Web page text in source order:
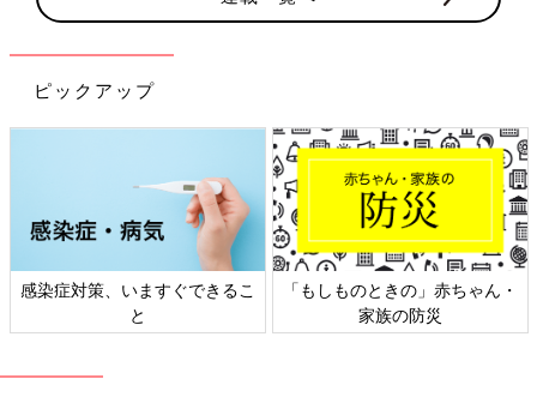
ピックアップ
日本外来小児科学会リーフレッ
ト検討会
六星占術 細木かおりさんの人生
相談